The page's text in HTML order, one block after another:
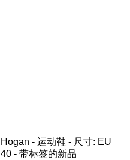
Hogan - 运动鞋 - 尺寸: EU
40 - 带标签的新品